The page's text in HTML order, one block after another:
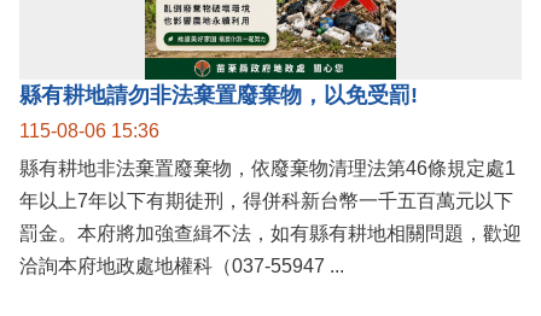
縣有耕地請勿非法棄置廢棄物，以免受罰!
115-08-06 15:36
縣有耕地非法棄置廢棄物，依廢棄物清理法第46條規定處1
年以上7年以下有期徒刑，得併科新台幣一千五百萬元以下
罰金。本府將加強查緝不法，如有縣有耕地相關問題，歡迎
洽詢本府地政處地權科（037-55947 ...